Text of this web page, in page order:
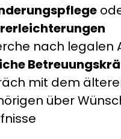
nach legalen
mit dem
über